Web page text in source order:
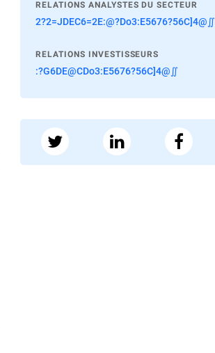
RELATIONS ANALYSTES DU SECTEUR
2?2=JDEC6=2E:@?Do3:E5676?56C]4@∬
RELATIONS INVESTISSEURS
:?G6DE@CDo3:E5676?56C]4@∬